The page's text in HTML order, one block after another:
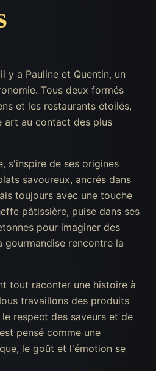
y a Pauline et Quentin, un
Tous deux formés
et les restaurants étoilés,
art au contact des plus
s'inspire de ses origines
savoureux, ancrés dans
toujours avec une touche
pâtissière, puise dans ses
pour imaginer des
gourmandise rencontre la
tout raconter une histoire à
travaillons des produits
respect des saveurs et de
pensé comme une
le goût et l'émotion se